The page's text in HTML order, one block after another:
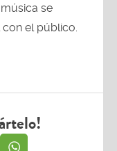
se
el público.